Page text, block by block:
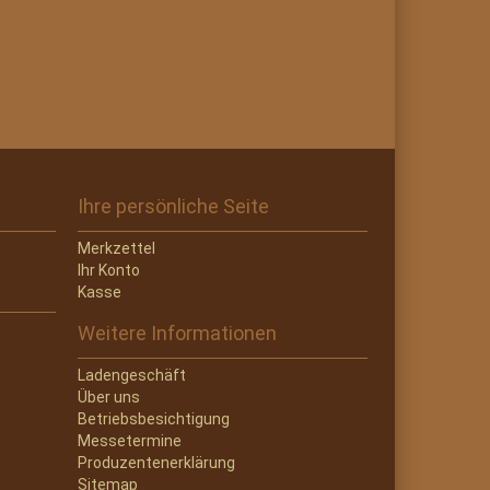
Ihre persönliche Seite
Merkzettel
Ihr Konto
Kasse
Weitere Informationen
Ladengeschäft
Über uns
Betriebsbesichtigung
Messetermine
Produzentenerklärung
Sitemap